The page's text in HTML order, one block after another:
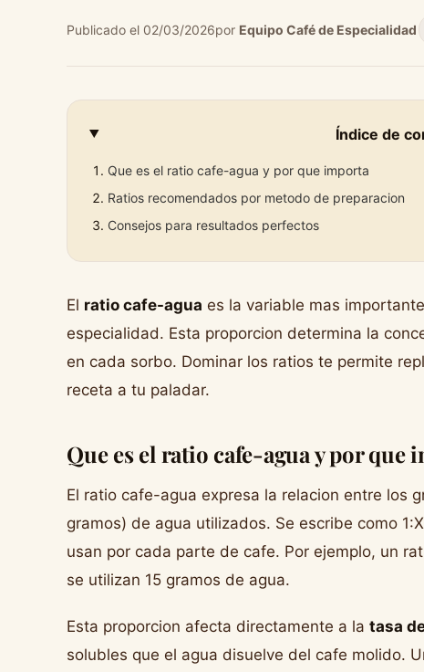
Publicado el 02/03/2026por Equipo Café de Especialidad
Índice de
Que es el ratio cafe-agua y por que importa
Ratios recomendados por metodo de preparacion
Consejos para resultados perfectos
El ratio cafe-agua es la variable mas
especialidad. Esta proporcion determina la
en cada sorbo. Dominar los ratios te permite
receta a tu paladar.
Que es el ratio cafe-agua y por que
El ratio cafe-agua expresa la relacion entre los
gramos) de agua utilizados. Se escribe como
usan por cada parte de cafe. Por ejemplo, un
se utilizan 15 gramos de agua.
Esta proporcion afecta directamente a la tasa
solubles que el agua disuelve del cafe molido.